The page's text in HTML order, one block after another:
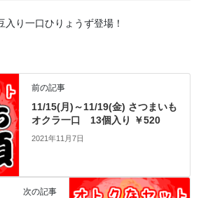
り一口ひりょうず登場！
前の記事
11/15(月)～11/19(金) さつまいも
オクラ一口 13個入り ￥520
2021年11月7日
次の記事